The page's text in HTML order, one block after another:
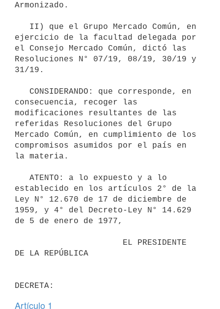
Armonizado.
ejercicio de la facultad delegada por
el Consejo Mercado Común, dictó las
Resoluciones N° 07/19, 08/19, 30/19 y
31/19.
consecuencia, recoger las
modificaciones resultantes de las
referidas Resoluciones del Grupo
Mercado Común, en cumplimiento de los
compromisos asumidos por el país en
la materia.
establecido en los artículos 2° de la
Ley N° 12.670 de 17 de diciembre de
1959, y 4° del Decreto-Ley N° 14.629
de 5 de enero de 1977,
DE LA REPÚBLICA
Artículo 1